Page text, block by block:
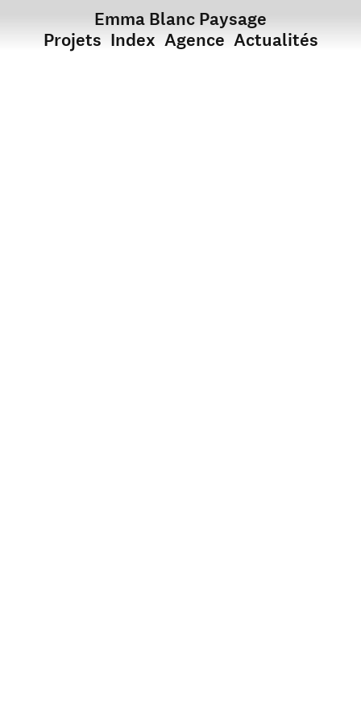
Emma Blanc Paysage
Projets Index Agence Actualités